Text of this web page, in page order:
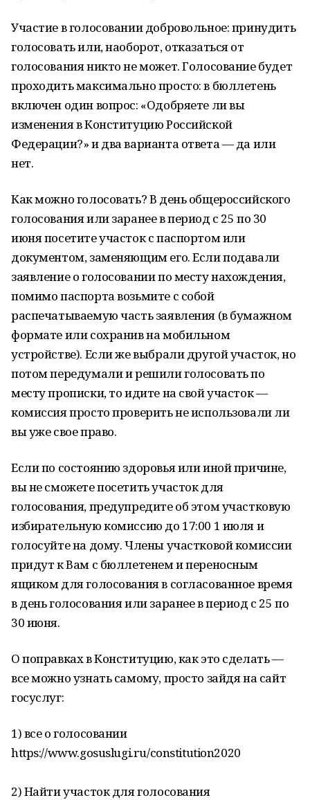
Участие в голосовании добровольное: принудить
голосовать или, наоборот, отказаться от
голосования никто не может. Голосование будет
проходить максимально просто: в бюллетень
включен один вопрос: «Одобряете ли вы
изменения в Конституцию Российской
Федерации?» и два варианта ответа — да или
нет.
Как можно голосовать? В день общероссийского
голосования или заранее в период с 25 по 30
июня посетите участок с паспортом или
документом, заменяющим его. Если подавали
заявление о голосовании по месту нахождения,
помимо паспорта возьмите с собой
распечатываемую часть заявления (в бумажном
формате или сохранив на мобильном
устройстве). Если же выбрали другой участок, но
потом передумали и решили голосовать по
месту прописки, то идите на свой участок —
комиссия просто проверить не использовали ли
вы уже свое право.
Если по состоянию здоровья или иной причине,
вы не сможете посетить участок для
голосования, предупредите об этом участковую
избирательную комиссию до 17:00 1 июля и
голосуйте на дому. Члены участковой комиссии
придут к Вам с бюллетенем и переносным
ящиком для голосования в согласованное время
в день голосования или заранее в период с 25 по
30 июня.
О поправках в Конституцию, как это сделать —
все можно узнать самому, просто зайдя на сайт
госуслуг:
1) все о голосовании
https://www.gosuslugi.ru/constitution2020
2) Найти участок для голосования